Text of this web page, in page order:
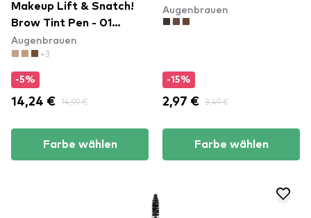
Makeup Lift & Snatch!
Brow Tint Pen - 01
Blonde (LAS01)
Augenbrauen
+3
-5%
14,24 € 14,99 €
Farbe wählen
Augenbrauen
-15%
2,97 € 3,49 €
Farbe wählen